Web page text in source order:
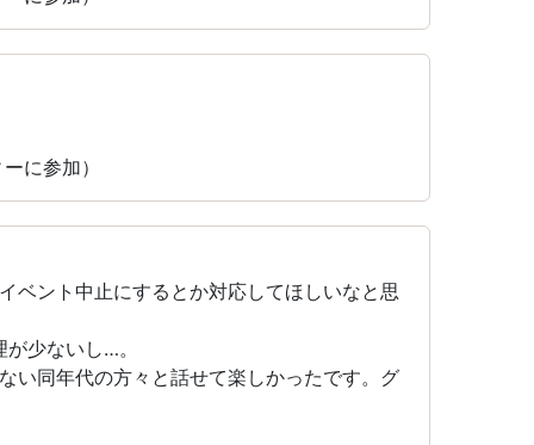
に参加）
ベント中止にするとか対応してほしいなと思
少ないし…。
い同年代の方々と話せて楽しかったです。グ